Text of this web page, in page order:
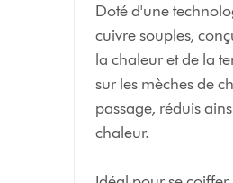
Doté d'une
cuivre souples,
la chaleur et de la
sur les mèches de
passage, réduis
chaleur.